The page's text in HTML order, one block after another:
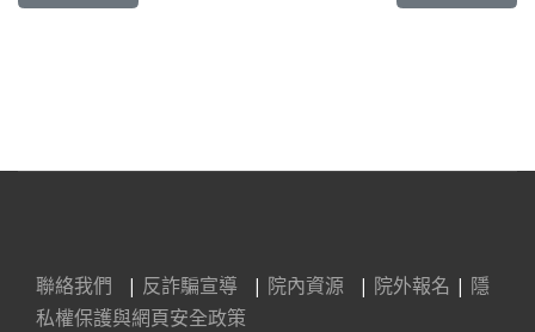
聯絡我們 | 反詐騙宣導 | 院內資源 | 院外報名 | 隱
私權保護與網頁安全政策